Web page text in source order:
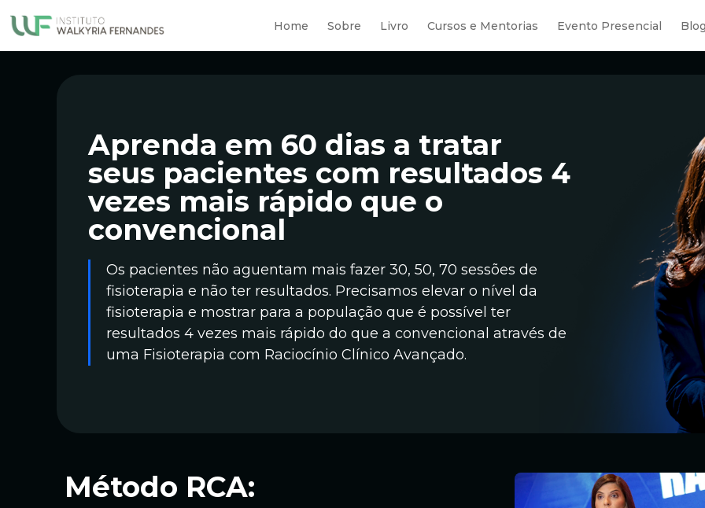
Home Sobre Livro Cursos e Mentorias Evento Presencial
Aprenda em 60 dias a tratar
seus pacientes com resultados 4
vezes mais rápido que o
convencional
Os pacientes não aguentam mais fazer 30, 50, 70 sessões de
fisioterapia e não ter resultados. Precisamos elevar o nível da
fisioterapia e mostrar para a população que é possível ter
resultados 4 vezes mais rápido do que a convencional através de
uma Fisioterapia com Raciocínio Clínico Avançado.
Método RCA: